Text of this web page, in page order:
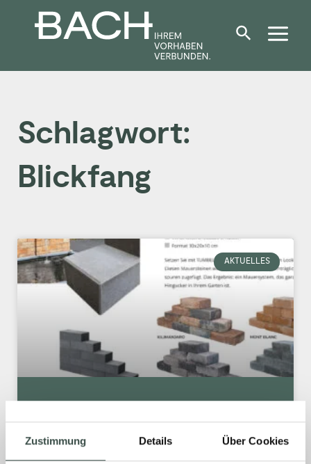
Zustimmung Details Über Cookies
Schlagwort:
Blickfang
AKTUELLES
Entdecken Sie mit unserer exklusiven